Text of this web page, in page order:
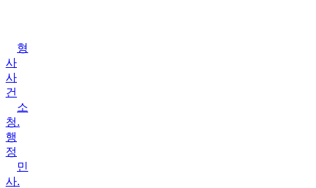
형
사
사
건
소
청.
행
정
민
사.